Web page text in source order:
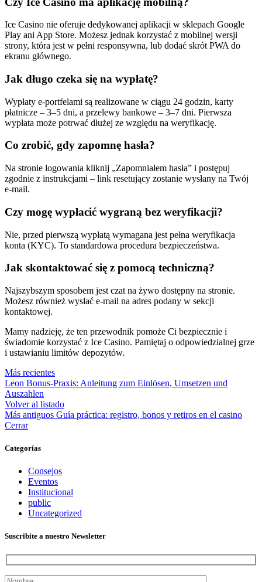
Ice Casino nie oferuje dedykowanej aplikacji w sklepach Google
Play ani App Store. Możesz jednak korzystać z mobilnej wersji
strony, która jest w pełni responsywna, lub dodać skrót PWA do
ekranu głównego.
Jak długo czeka się na wypłatę?
Wypłaty e-portfelami są realizowane w ciągu 24 godzin, karty
płatnicze – 3–5 dni, a przelewy bankowe – 3–7 dni. Pierwsza
wypłata może potrwać dłużej ze względu na weryfikację.
Co zrobić, gdy zapomnę hasła?
Na stronie logowania kliknij „Zapomniałem hasła” i postępuj
zgodnie z instrukcjami – link resetujący zostanie wysłany na Twój
e-mail.
Czy mogę wypłacić wygraną bez weryfikacji?
Nie, przed pierwszą wypłatą wymagana jest pełna weryfikacja
konta (KYC). To standardowa procedura bezpieczeństwa.
Jak skontaktować się z pomocą techniczną?
Najszybszym sposobem jest czat na żywo dostępny na stronie.
Możesz również wysłać e-mail na adres podany w sekcji
kontaktowej.
Mamy nadzieję, że ten przewodnik pomoże Ci bezpiecznie i
świadomie korzystać z Ice Casino. Pamiętaj o odpowiedzialnej grze
i ustawianiu limitów depozytów.
Más recientes
Leon Bonus-Praxis: Anleitung zum Einlösen, Umsetzen und
Auszahlen
Volver al listado
Más antiguos Guía práctica: registro, bonos y retiros en el casino
Cerrar
Categorías
Consejos
Eventos
Institucional
public
Uncategorized
Suscribite a nuestro Newsletter